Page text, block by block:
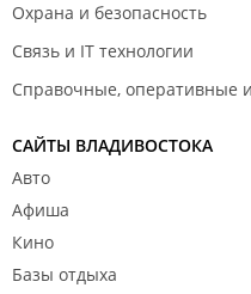
Охрана и безопасность
Связь и IT технологии
Справочные, оперативные
САЙТЫ ВЛАДИВОСТОКА
Авто
Афиша
Кино
Базы отдыха